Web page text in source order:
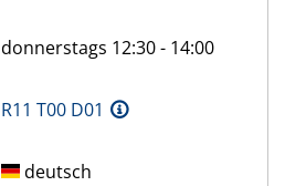
donnerstags 12:30 - 14:00
R11 T00 D01
deutsch